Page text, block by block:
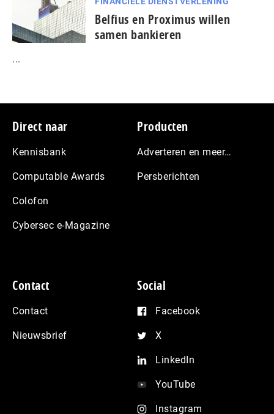
Belfius en Proximus willen
samen bankieren
...
Footer
Direct naar
Kennisbank
Computable Awards
Colofon
Cybersec e-Magazine
Producten
Adverteren en meer…
Persberichten
Contact
Contact
Nieuwsbrief
Social
Facebook
X
LinkedIn
YouTube
Instagram